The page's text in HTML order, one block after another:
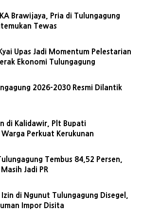
Brawijaya, Pria di Tulungagung
Tewas
Upas Jadi Momentum Pelestarian
Ekonomi Tulungagung
2026-2030 Resmi Dilantik
di Kalidawir, Plt Bupati
Perkuat Kerukunan
Tembus 84,52 Persen,
Jadi PR
di Ngunut Tulungagung Disegel,
Impor Disita